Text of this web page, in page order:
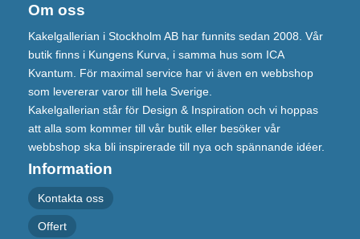
Om oss
Kakelgallerian i Stockholm AB har funnits sedan 2008. Vår
butik finns i Kungens Kurva, i samma hus som ICA
Kvantum. För maximal service har vi även en webbshop
som levererar varor till hela Sverige.
Kakelgallerian står för Design & Inspiration och vi hoppas
att alla som kommer till vår butik eller besöker vår
webbshop ska bli inspirerade till nya och spännande idéer.
Information
Kontakta oss
Offert